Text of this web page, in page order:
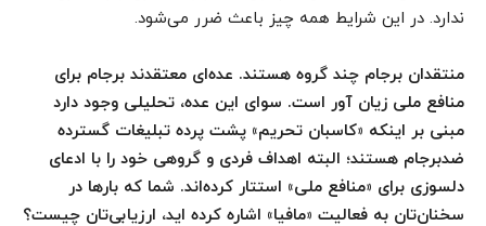
ندارد. در این شرایط همه چیز باعث ضرر می‌شود.
منتقدان برجام چند گروه هستند. عده‌ای معتقدند برجام برای
منافع ملی زیان آور است. سوای این عده، تحلیلی وجود دارد
مبنی بر اینکه «کاسبان تحریم» پشت پرده تبلیغات گسترده
ضدبرجام هستند؛ البته اهداف فردی و گروهی خود را با ادعای
دلسوزی برای «منافع ملی» استتار کرده‌اند. شما که بارها در
سخنان‌تان به فعالیت «مافیا» اشاره کرده اید، ارزیابی‌تان چیست؟